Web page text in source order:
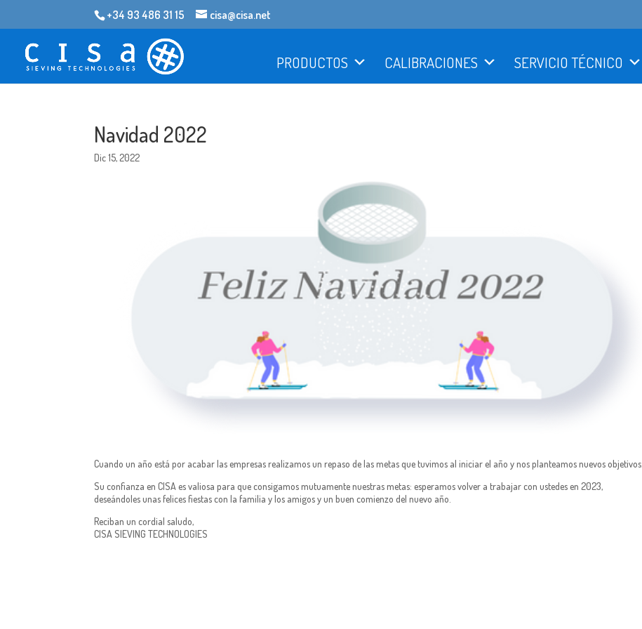
+34 93 486 31 15 cisa@cisa.net
PRODUCTOS CALIBRACIONES SERVICIO TÉCNICO
Navidad 2022
Dic 15, 2022
Cuando un año está por acabar las empresas realizamos un repaso de las metas que tuvimos al iniciar el año y nos planteamos nuevos objetivos.
Su confianza en CISA es valiosa para que consigamos mutuamente nuestras metas: esperamos volver a trabajar con ustedes en 2023,
deseándoles unas felices fiestas con la familia y los amigos y un buen comienzo del nuevo año.
Reciban un cordial saludo,
CISA SIEVING TECHNOLOGIES